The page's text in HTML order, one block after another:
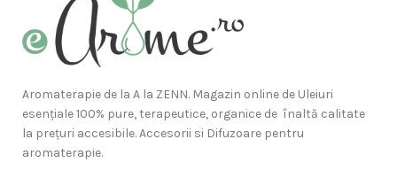
Aromaterapie de la A la ZENN. Magazin online de Uleiuri
esențiale 100% pure, terapeutice, organice de înaltă calitate
la prețuri accesibile. Accesorii si Difuzoare pentru
aromaterapie.